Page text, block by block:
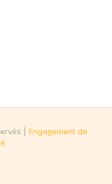
| Engagement de